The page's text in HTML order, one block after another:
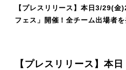
【プレスリリース】本日3/29(
フェス」開催！全チーム出場者を
【プレスリリース】本日